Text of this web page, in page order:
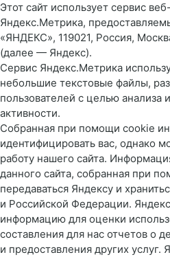
Этот сайт использует сервис
Яндекс.Метрика,
«ЯНДЕКС», 119021, Россия,
(далее — Яндекс).
Сервис Яндекс.Метрика
небольшие текстовые файлы,
пользователей с целью анализа
активности.
Собранная при помощи cookie
идентифицировать вас, однако
работу нашего сайта.
данного сайта, собранная при
передаваться Яндексу и
и Российской Федерации.
информацию для оценки
составления для нас отчетов о
и предоставления других услуг.